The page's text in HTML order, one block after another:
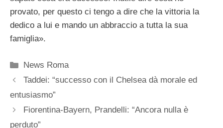
provato, per questo ci tengo a dire che la vittoria la
dedico a lui e mando un abbraccio a tutta la sua
famiglia».
Categorie
News Roma
Taddei: “successo con il Chelsea dà morale ed
entusiasmo”
Fiorentina-Bayern, Prandelli: “Ancora nulla è
perduto”